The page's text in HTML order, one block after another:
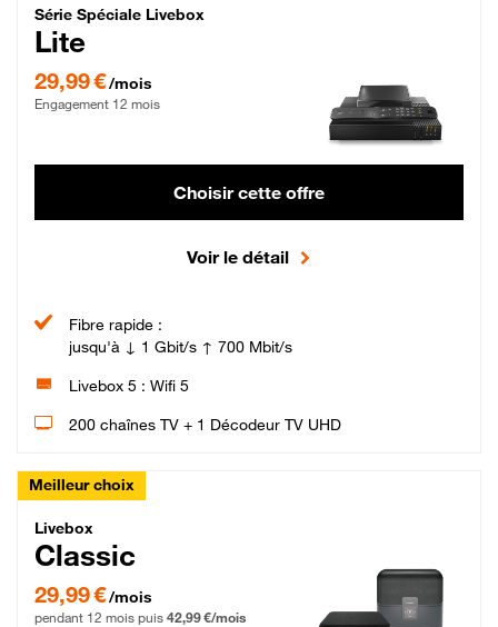
Série Spéciale Livebox Lite Fibre
Série Spéciale Livebox
Lite
29,99 €/mois
Engagement 12 mois
Choisir cette offre
Voir le détail
Fibre rapide :
jusqu'à ↓ 1 Gbit/s ↑ 700 Mbit/s
Livebox 5 : Wifi 5
200 chaînes TV + 1 Décodeur TV UHD
Meilleur choix
Livebox Classic Fibre
Livebox
Classic
29,99 € par mois pendant 12 mois puis 42,99 € par mois, Engagement 12 mois
29,99 €/mois
pendant 12 mois puis 42,99 €/mois